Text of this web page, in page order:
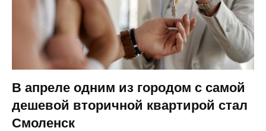
В апреле одним из городом с самой
дешевой вторичной квартирой стал
Смоленск